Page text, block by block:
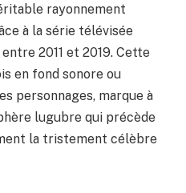
rayonnement
à la série télévisée
2011 et 2019. Cette
en fond sonore ou
personnages, marque à
lugubre qui précède
la tristement célèbre